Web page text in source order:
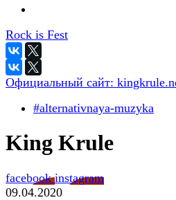
Rock is Fest
Официальный сайт:
#alternativnaya-muzyka
King Krule
facebookinstagram
09.04.2020